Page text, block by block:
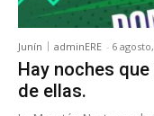
Junín adminERE - 6
Hay noches
de ellas.